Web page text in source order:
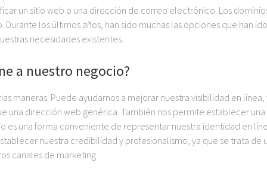
un sitio web o una dirección de correo electrónico. Los
los últimos años, han sido muchas las opciones que han ido
necesidades existentes.
a nuestro negocio?
maneras. Puede ayudarnos a mejorar nuestra visibilidad en línea,
una dirección web genérica. También nos permite establecer una
una forma conveniente de representar nuestra identidad en
nuestra credibilidad y profesionalismo, ya que se trata de
canales de marketing.